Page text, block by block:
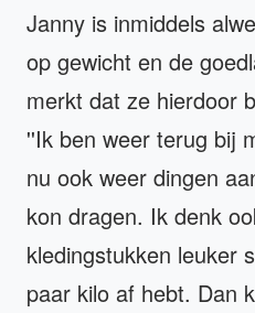
Janny is inmiddels
op gewicht en de
merkt dat ze hierdoor
''Ik ben weer terug bij
nu ook weer dingen
kon dragen. Ik denk
kledingstukken leuker
paar kilo af hebt. Dan